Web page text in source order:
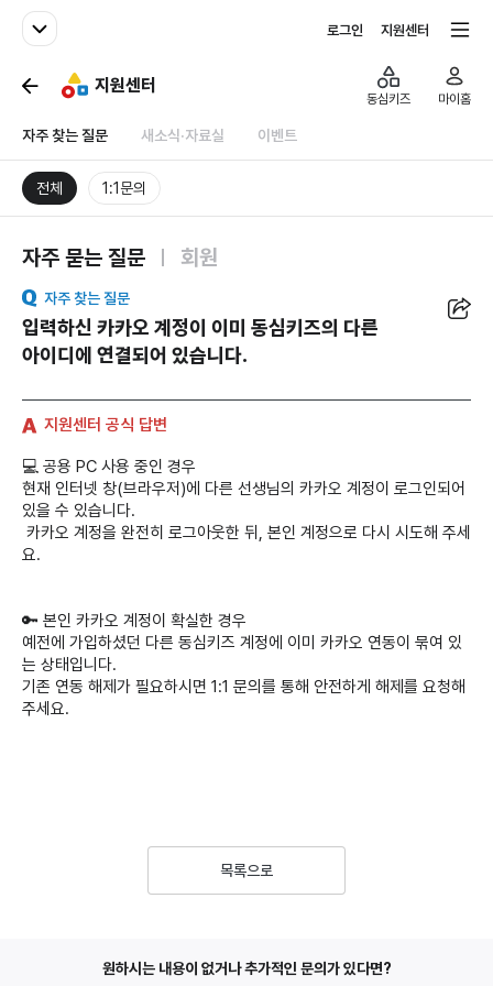
패밀리사이트
로그인 지원센터
지원센터
자주 찾는 질문 새소식·자료실 이벤트
동심키즈 마이홈
전체 1:1문의
자주 묻는 질문 회원
자주 찾는 질문
입력하신 카카오 계정이 이미 동심키즈의 다른
아이디에 연결되어 있습니다.
지원센터 공식 답변
💻 공용 PC 사용 중인 경우
현재 인터넷 창(브라우저)에 다른 선생님의 카카오 계정이 로그인되어
있을 수 있습니다.
카카오 계정을 완전히 로그아웃한 뒤, 본인 계정으로 다시 시도해 주세
요.
🔑 본인 카카오 계정이 확실한 경우
예전에 가입하셨던 다른 동심키즈 계정에 이미 카카오 연동이 묶여 있
는 상태입니다.
기존 연동 해제가 필요하시면 1:1 문의를 통해 안전하게 해제를 요청해
주세요.
목록으로
원하시는 내용이 없거나 추가적인 문의가 있다면?